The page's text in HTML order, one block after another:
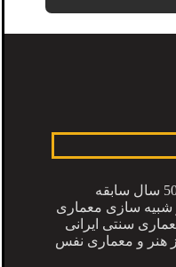
ما در مجموعه آرچی لرن با بیش از 50 سال سابقه
شبیه سازی معماری
سنتی ایرانی
هنر و معماری نفس